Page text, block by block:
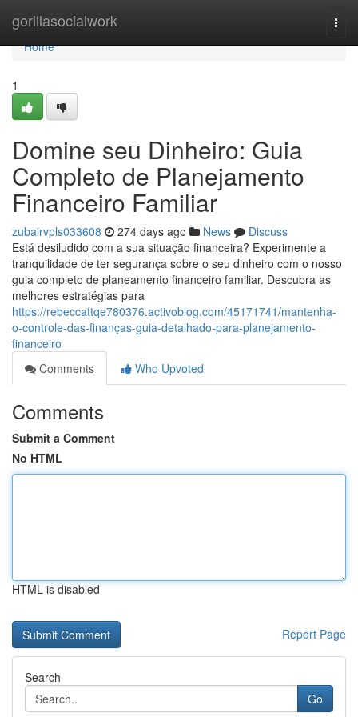
gorillasocialwork
Home
Home
1
Domine seu Dinheiro: Guia
Completo de Planejamento
Financeiro Familiar
zubairvpls033608 274 days ago News
Discuss
Está desiludido com a sua situação financeira? Experimente a
tranquilidade de ter segurança sobre o seu dinheiro com o nosso
guia completo de planeamento financeiro familiar. Descubra as
melhores estratégias para
https://rebeccattqe780376.activoblog.com/45171741/mantenha-
o-controle-das-finanças-guia-detalhado-para-planejamento-
financeiro
Comments
Who Upvoted
Comments
Submit a Comment
No HTML
HTML is disabled
Report Page
Search
Go